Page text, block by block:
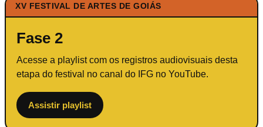
XV FESTIVAL DE ARTES DE GOIÁS
Fase 2
Acesse a playlist com os registros audiovisuais desta
etapa do festival no canal do IFG no YouTube.
Assistir playlist